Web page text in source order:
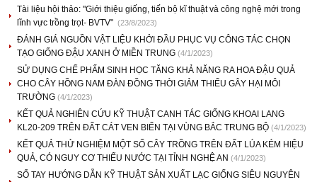
Tài liệu hội thảo: "Giới thiệu giống, tiến bộ kĩ thuật và công nghệ mới trong
lĩnh vực trồng trọt- BVTV" (23/8/2023)
ĐÁNH GIÁ NGUỒN VẬT LIỆU KHỞI ĐẦU PHỤC VỤ CÔNG TÁC CHỌN
TẠO GIỐNG ĐẬU XANH Ở MIỀN TRUNG (4/1/2023)
SỬ DỤNG CHẾ PHẨM SINH HỌC TĂNG KHẢ NĂNG RA HOA ĐẬU QUẢ
CHO CÂY HỒNG NAM ĐÀN ĐỒNG THỜI GIẢM THIỂU GÂY HẠI MÔI
TRƯỜNG (4/1/2023)
KẾT QUẢ NGHIÊN CỨU KỸ THUẬT CANH TÁC GIỐNG KHOAI LANG
KL20-209 TRÊN ĐẤT CÁT VEN BIỂN TẠI VÙNG BẮC TRUNG BỘ (4/1/2023)
KẾT QUẢ THỬ NGHIỆM MỘT SỐ CÂY TRỒNG TRÊN ĐẤT LÚA KÉM HIỆU
QUẢ, CÓ NGUY CƠ THIẾU NƯỚC TẠI TỈNH NGHỆ AN (4/1/2023)
SỔ TAY HƯỚNG DẪN KỸ THUẬT SẢN XUẤT LẠC GIỐNG SIÊU NGUYÊN